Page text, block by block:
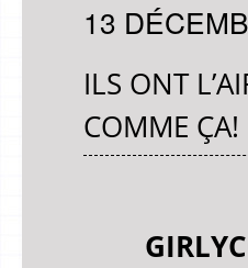
13
ILS ONT
COMME ÇA!